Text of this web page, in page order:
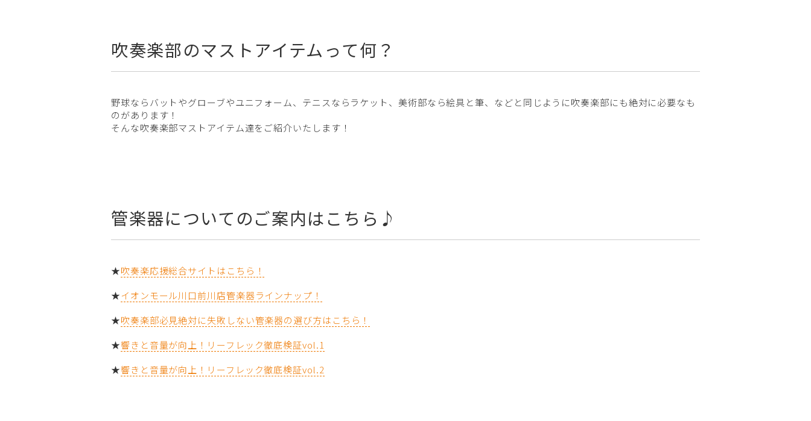
吹奏楽部のマストアイテムって何？
野球ならバットやグローブやユニフォーム、テニスならラケット、美術部なら絵具と筆、などと同じように吹奏楽部にも絶対に必要なも
のがあります！
そんな吹奏楽部マストアイテム達をご紹介いたします！
管楽器についてのご案内はこちら♪
★吹奏楽応援総合サイトはこちら！
★イオンモール川口前川店管楽器ラインナップ！
★吹奏楽部必見絶対に失敗しない管楽器の選び方はこちら！
★響きと音量が向上！リーフレック徹底検証vol.1
★響きと音量が向上！リーフレック徹底検証vol.2